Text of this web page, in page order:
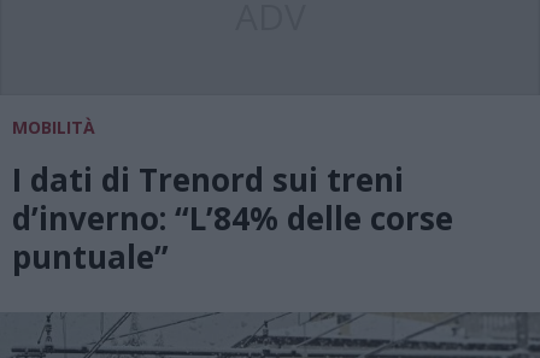
MOBILITÀ
I dati di Trenord sui treni
d’inverno: “L’84% delle corse
puntuale”